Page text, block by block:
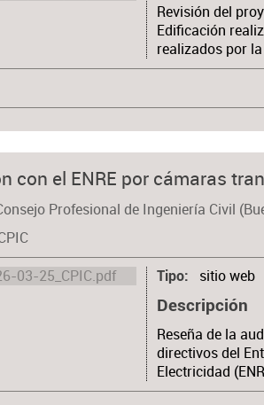
Revisión del
Edificación
realizados por
con el ENRE por cámaras
Profesional de Ingeniería Civil
Tipo sitio web
Descripción
Reseña de la
directivos del
Electricidad